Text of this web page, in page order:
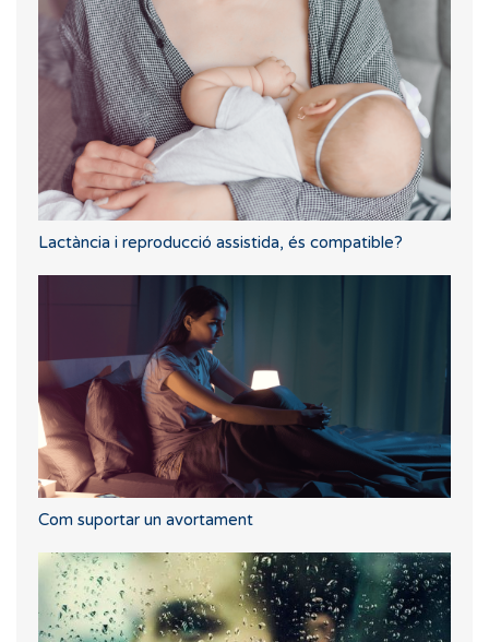
Lactància i reproducció assistida, és compatible?
Com suportar un avortament